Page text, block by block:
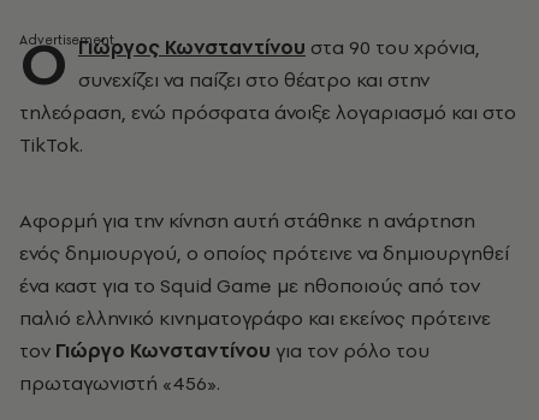
Ο Γιώργος Κωνσταντίνου στα 90 του χρόνια,
συνεχίζει να παίζει στο θέατρο και στην
τηλεόραση, ενώ πρόσφατα άνοιξε λογαριασμό και στο
TikTok.
Αφορμή για την κίνηση αυτή στάθηκε η ανάρτηση
ενός δημιουργού, ο οποίος πρότεινε να δημιουργηθεί
ένα καστ για το Squid Game με ηθοποιούς από τον
παλιό ελληνικό κινηματογράφο και εκείνος πρότεινε
τον Γιώργο Κωνσταντίνου για τον ρόλο του
πρωταγωνιστή «456».